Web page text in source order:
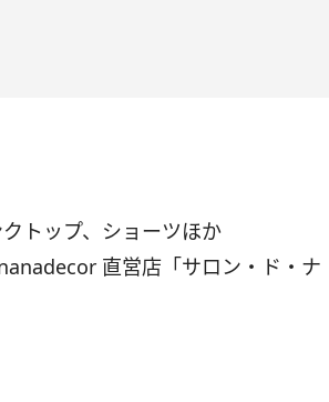
トップ、ショーツほか
直営店「サロン・ド・ナ